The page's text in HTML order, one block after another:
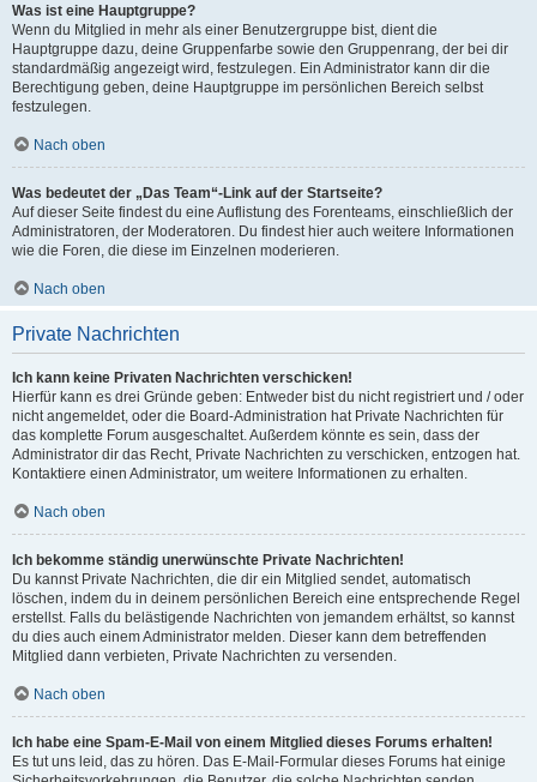
Was ist eine Hauptgruppe?
Wenn du Mitglied in mehr als einer Benutzergruppe bist, dient die
Hauptgruppe dazu, deine Gruppenfarbe sowie den Gruppenrang, der bei dir
standardmäßig angezeigt wird, festzulegen. Ein Administrator kann dir die
Berechtigung geben, deine Hauptgruppe im persönlichen Bereich selbst
festzulegen.
Nach oben
Was bedeutet der „Das Team“-Link auf der Startseite?
Auf dieser Seite findest du eine Auflistung des Forenteams, einschließlich der
Administratoren, der Moderatoren. Du findest hier auch weitere Informationen
wie die Foren, die diese im Einzelnen moderieren.
Nach oben
Private Nachrichten
Ich kann keine Privaten Nachrichten verschicken!
Hierfür kann es drei Gründe geben: Entweder bist du nicht registriert und / oder
nicht angemeldet, oder die Board-Administration hat Private Nachrichten für
das komplette Forum ausgeschaltet. Außerdem könnte es sein, dass der
Administrator dir das Recht, Private Nachrichten zu verschicken, entzogen hat.
Kontaktiere einen Administrator, um weitere Informationen zu erhalten.
Nach oben
Ich bekomme ständig unerwünschte Private Nachrichten!
Du kannst Private Nachrichten, die dir ein Mitglied sendet, automatisch
löschen, indem du in deinem persönlichen Bereich eine entsprechende Regel
erstellst. Falls du belästigende Nachrichten von jemandem erhältst, so kannst
du dies auch einem Administrator melden. Dieser kann dem betreffenden
Mitglied dann verbieten, Private Nachrichten zu versenden.
Nach oben
Ich habe eine Spam-E-Mail von einem Mitglied dieses Forums erhalten!
Es tut uns leid, das zu hören. Das E-Mail-Formular dieses Forums hat einige